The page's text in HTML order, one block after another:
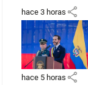
hace 3 horas share
hace 5 horas share